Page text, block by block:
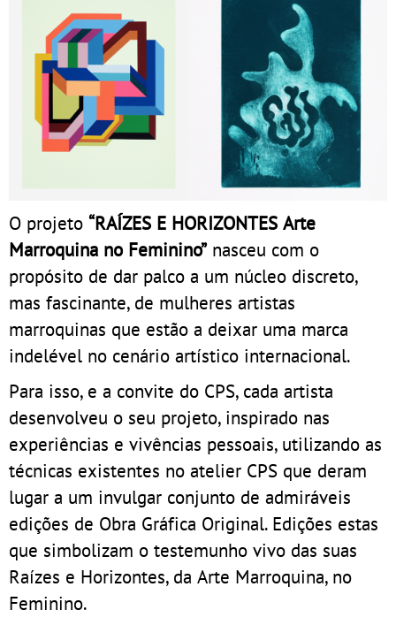
O projeto “RAÍZES E HORIZONTES Arte
Marroquina no Feminino”nasceu com o
propósito de dar palco a um núcleo discreto,
mas fascinante, de mulheres artistas
marroquinas que estão a deixar uma marca
indelével no cenário artístico internacional.
Para isso, e a convite do CPS, cada artista
desenvolveu o seu projeto, inspirado nas
experiências e vivências pessoais, utilizando as
técnicas existentes no atelier CPS que deram
lugar a um invulgar conjunto de admiráveis
edições de Obra Gráfica Original. Edições estas
que simbolizam o testemunho vivo das suas
Raízes e Horizontes, da Arte Marroquina, no
Feminino.